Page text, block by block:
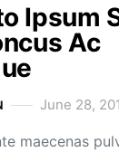
Ipsum
Ac
June 28,
maecenas